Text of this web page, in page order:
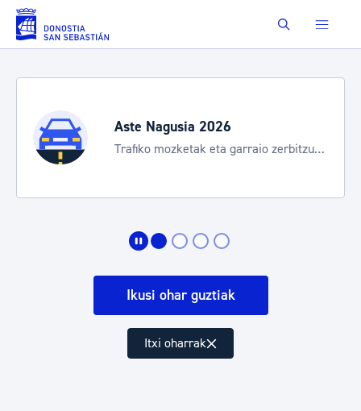
Eduki nagusira joan Buscar
Aste Nagusia 2026
Trafiko mozketak eta garraio zerbitzu
Ikusi ohar guztiak
Itxi oharrak